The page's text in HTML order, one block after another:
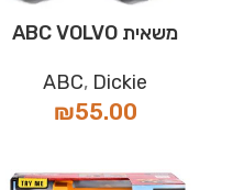
משאית ABC VOLVO
ABC, Dickie
₪55.00